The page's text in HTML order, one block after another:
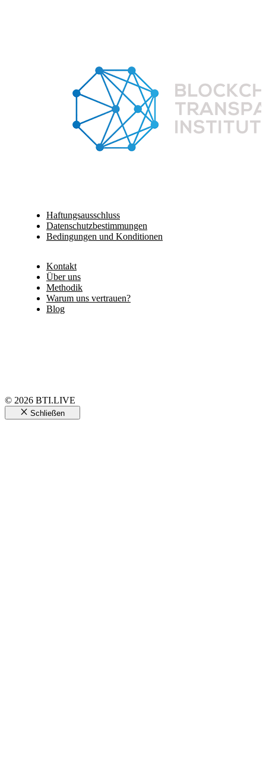
Haftungsausschluss
Datenschutzbestimmungen
Bedingungen und Konditionen
Kontakt
Über uns
Methodik
Warum uns vertrauen?
Blog
© 2026 BTI.LIVE
Schließen